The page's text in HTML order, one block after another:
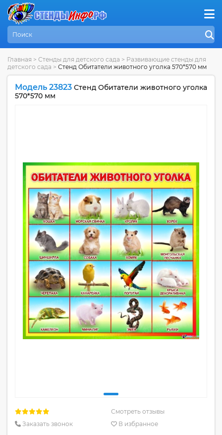
Главная > Стенды для детского сада > Развивающие стенды для
детского сада > Стенд Обитатели животного уголка 570*570 мм
Модель 23823 Стенд Обитатели животного уголка
570*570 мм
Смотреть отзывы
Заказать звонок
В избранное